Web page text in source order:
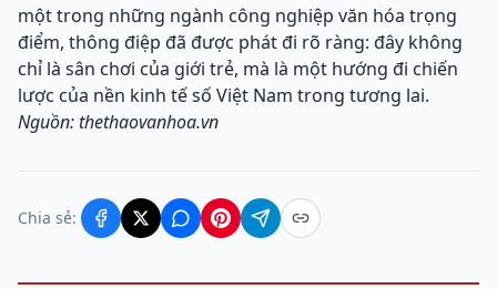
một trong những ngành công nghiệp văn hóa trọng
điểm, thông điệp đã được phát đi rõ ràng: đây không
chỉ là sân chơi của giới trẻ, mà là một hướng đi chiến
lược của nền kinh tế số Việt Nam trong tương lai.
Nguồn: thethaovanhoa.vn
Chia sẻ: